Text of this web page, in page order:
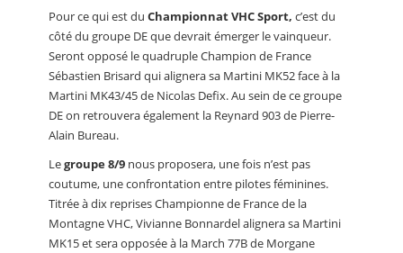
Pour ce qui est du Championnat VHC Sport, c’est du
côté du groupe DE que devrait émerger le vainqueur.
Seront opposé le quadruple Champion de France
Sébastien Brisard qui alignera sa Martini MK52 face à la
Martini MK43/45 de Nicolas Defix. Au sein de ce groupe
DE on retrouvera également la Reynard 903 de Pierre-
Alain Bureau.
Legroupe 8/9 nous proposera, une fois n’est pas
coutume, une confrontation entre pilotes féminines.
Titrée à dix reprises Championne de France de la
Montagne VHC, Vivianne Bonnardel alignera sa Martini
MK15 et sera opposée à la March 77B de Morgane